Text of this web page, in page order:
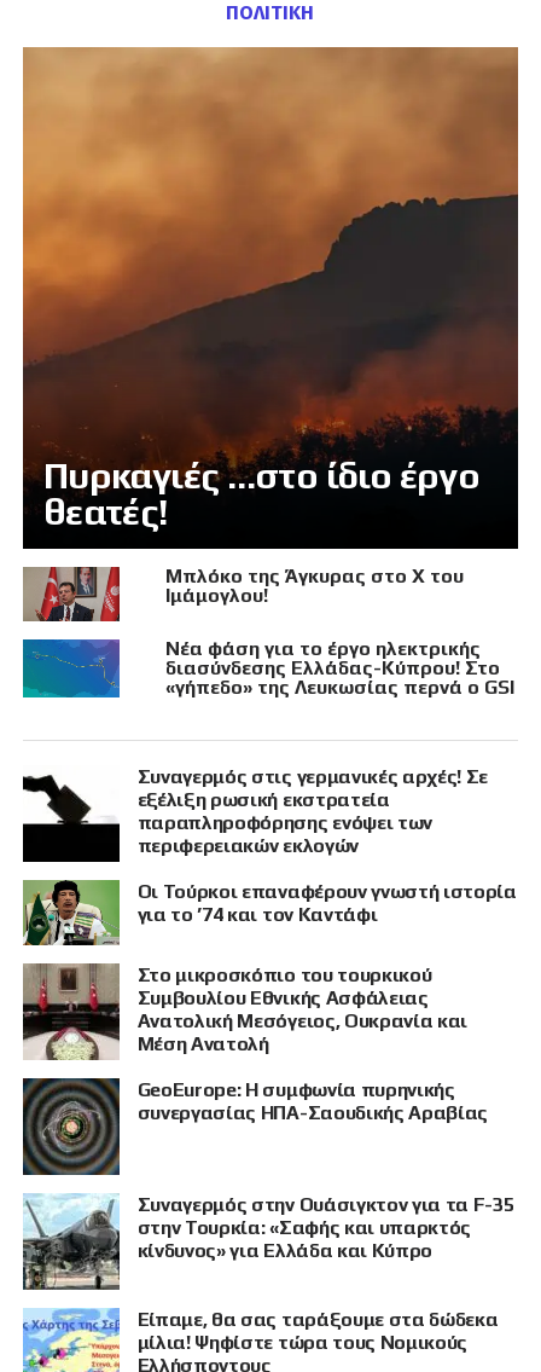
ΠΟΛΙΤΙΚΗ
Πυρκαγιές …στο ίδιο έργο
θεατές!
Μπλόκο της Άγκυρας στο X του
Ιμάμογλου!
Νέα φάση για το έργο ηλεκτρικής
διασύνδεσης Ελλάδας-Κύπρου! Στο
«γήπεδο» της Λευκωσίας περνά ο GSI
Συναγερμός στις γερμανικές αρχές! Σε
εξέλιξη ρωσική εκστρατεία
παραπληροφόρησης ενόψει των
περιφερειακών εκλογών
Οι Τούρκοι επαναφέρουν γνωστή ιστορία
για το ’74 και τον Καντάφι
Στο μικροσκόπιο του τουρκικού
Συμβουλίου Εθνικής Ασφάλειας
Ανατολική Μεσόγειος, Ουκρανία και
Μέση Ανατολή
GeoEurope: Η συμφωνία πυρηνικής
συνεργασίας ΗΠΑ-Σαουδικής Αραβίας
Συναγερμός στην Ουάσιγκτον για τα F-35
στην Τουρκία: «Σαφής και υπαρκτός
κίνδυνος» για Ελλάδα και Κύπρο
Είπαμε, θα σας ταράξουμε στα δώδεκα
μίλια! Ψηφίστε τώρα τους Νομικούς
Ελλήσποντους